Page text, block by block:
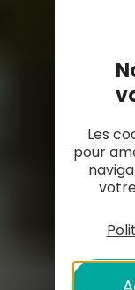
Les
pour